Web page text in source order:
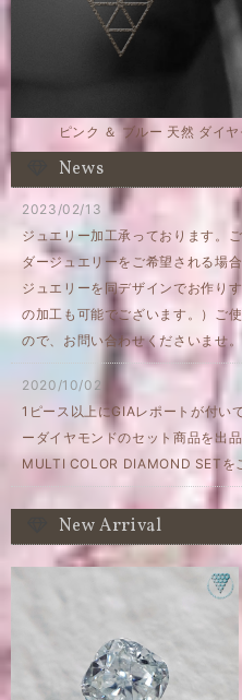
ピンク ＆ ブルー 天然 ダイ
News
2023/02/13
ジュエリー加工承っております。
ダージュエリーをご希望される場
ジュエリーを同デザインでお作り
の加工も可能でございます。）ご
ので、お問い合わせくださいませ。
2020/10/02
1ピース以上にGIAレポートが付い
ーダイヤモンドのセット商品を出
MULTI COLOR DIAMOND SETを
New Arrival